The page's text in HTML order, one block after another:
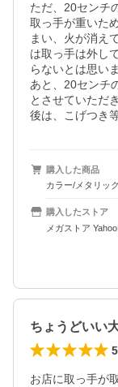
ただ、20センチ
取っ手が重いた
まい、火が消え
は取っ手は外し
らないとは思い
あと、20センチ
とさせていただ
後は、こげつき
購入した商品
カラー/メタリッ
購入したストア
メガストア
ちょうどいい
5
お店に取っ手が